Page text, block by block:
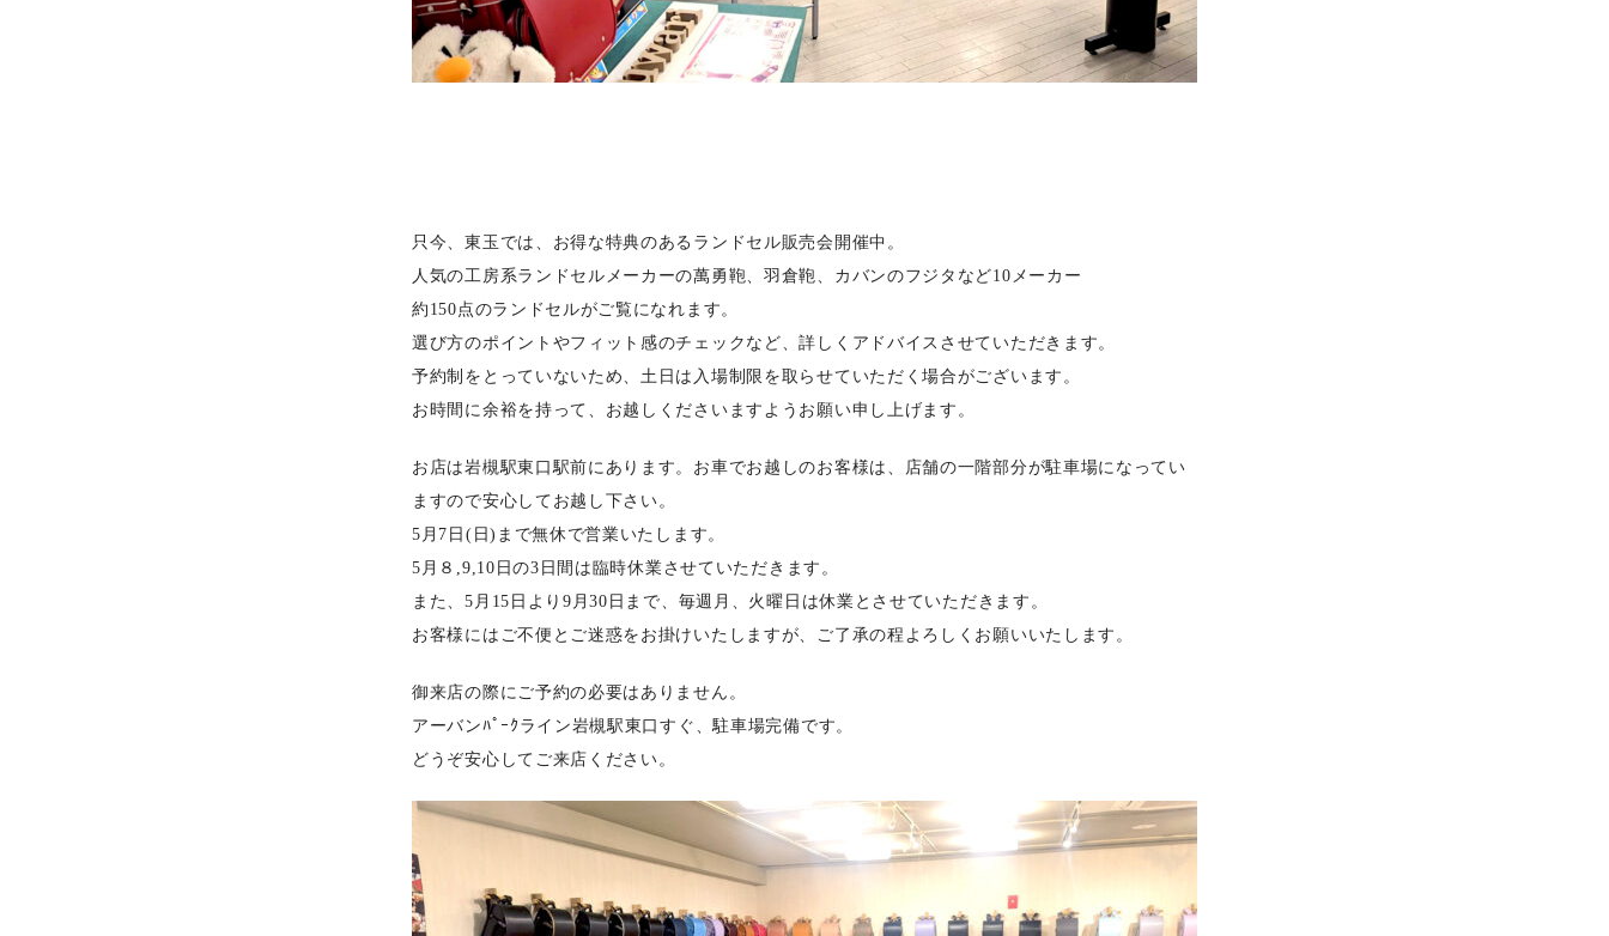
只今、東玉では、お得な特典のあるランドセル販売会開催中。
人気の工房系ランドセルメーカーの萬勇鞄、羽倉鞄、カバンのフジタなど10メーカー
約150点のランドセルがご覧になれます。
選び方のポイントやフィット感のチェックなど、詳しくアドバイスさせていただきます。
予約制をとっていないため、土日は入場制限を取らせていただく場合がございます。
お時間に余裕を持って、お越しくださいますようお願い申し上げます。
お店は岩槻駅東口駅前にあります。お車でお越しのお客様は、店舗の一階部分が駐車場になってい
ますので安心してお越し下さい。
5月7日(日)まで無休で営業いたします。
5月８,9,10日の3日間は臨時休業させていただきます。
また、5月15日より9月30日まで、毎週月、火曜日は休業とさせていただきます。
お客様にはご不便とご迷惑をお掛けいたしますが、ご了承の程よろしくお願いいたします。
御来店の際にご予約の必要はありません。
アーバンﾊﾟｰｸライン岩槻駅東口すぐ、駐車場完備です。
どうぞ安心してご来店ください。